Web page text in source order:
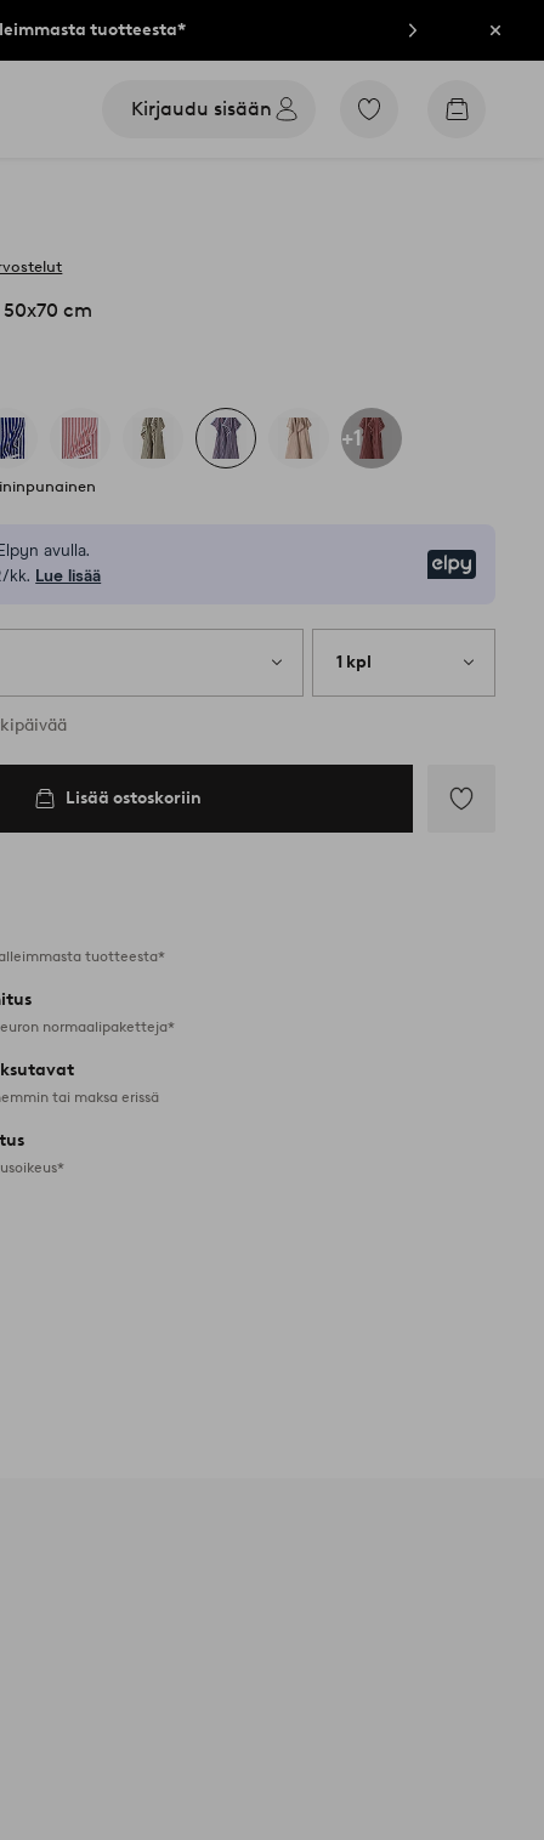
tuotteesta* Sulje
Kirjaudu sisään
Siirry
Siirry
cm
+1
avulla.
kk. Lue lisää
1 kpl
Lisää ostoskoriin
tuotteesta*
normaalipaketteja*
tai maksa erissä